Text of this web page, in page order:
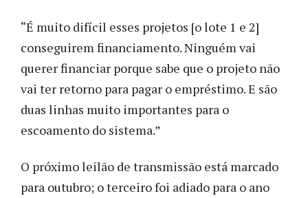
“É muito difícil esses projetos [o lote 1 e 2]
conseguirem financiamento. Ninguém vai
querer financiar porque sabe que o projeto não
vai ter retorno para pagar o empréstimo. E são
duas linhas muito importantes para o
escoamento do sistema.”
O próximo leilão de transmissão está marcado
para outubro; o terceiro foi adiado para o ano